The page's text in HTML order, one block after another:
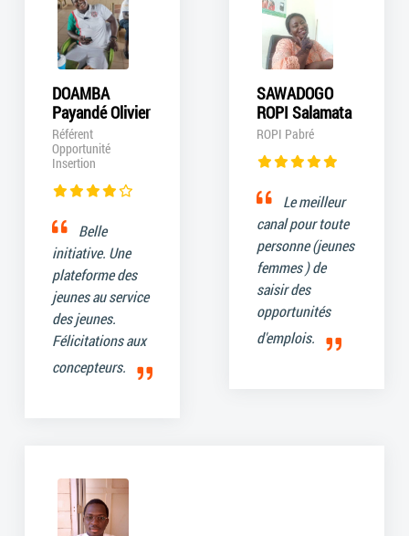
DOAMBA
Payandé Olivier
Référent
Opportunité
Insertion
Belle
initiative. Une
plateforme des
jeunes au service
des jeunes.
Félicitations aux
concepteurs.
SAWADOGO
ROPI Salamata
ROPI Pabré
Le meilleur
canal pour toute
personne (jeunes
femmes ) de
saisir des
opportunités
d'emplois.